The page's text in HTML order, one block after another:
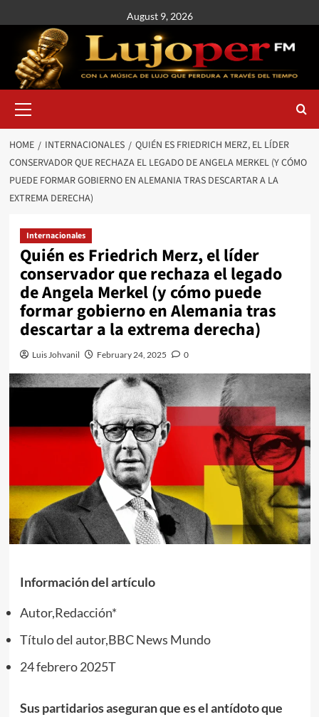
August 9, 2026
HOME INTERNACIONALES
QUIÉN ES FRIEDRICH MERZ, EL LÍDER
CONSERVADOR QUE RECHAZA EL LEGADO DE ANGELA MERKEL (Y CÓMO
PUEDE FORMAR GOBIERNO EN ALEMANIA TRAS DESCARTAR A LA
EXTREMA DERECHA)
Internacionales
Quién es Friedrich Merz, el líder
conservador que rechaza el legado
de Angela Merkel (y cómo puede
formar gobierno en Alemania tras
descartar a la extrema derecha)
Luis Johvanil February 24, 2025 0
Información del artículo
Autor,Redacción*
Título del autor,BBC News Mundo
24 febrero 2025T
Sus partidarios aseguran que es el antídoto que